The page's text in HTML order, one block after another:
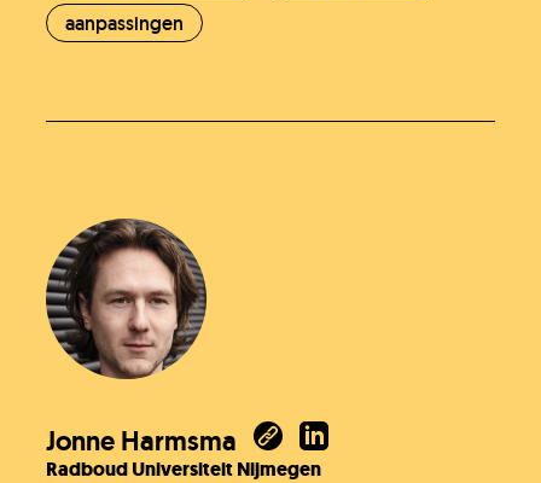
aanpassingen
Jonne Harmsma
Radboud Universiteit Nijmegen
Jullie vragen